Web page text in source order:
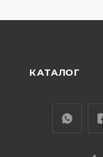
КАТАЛОГ